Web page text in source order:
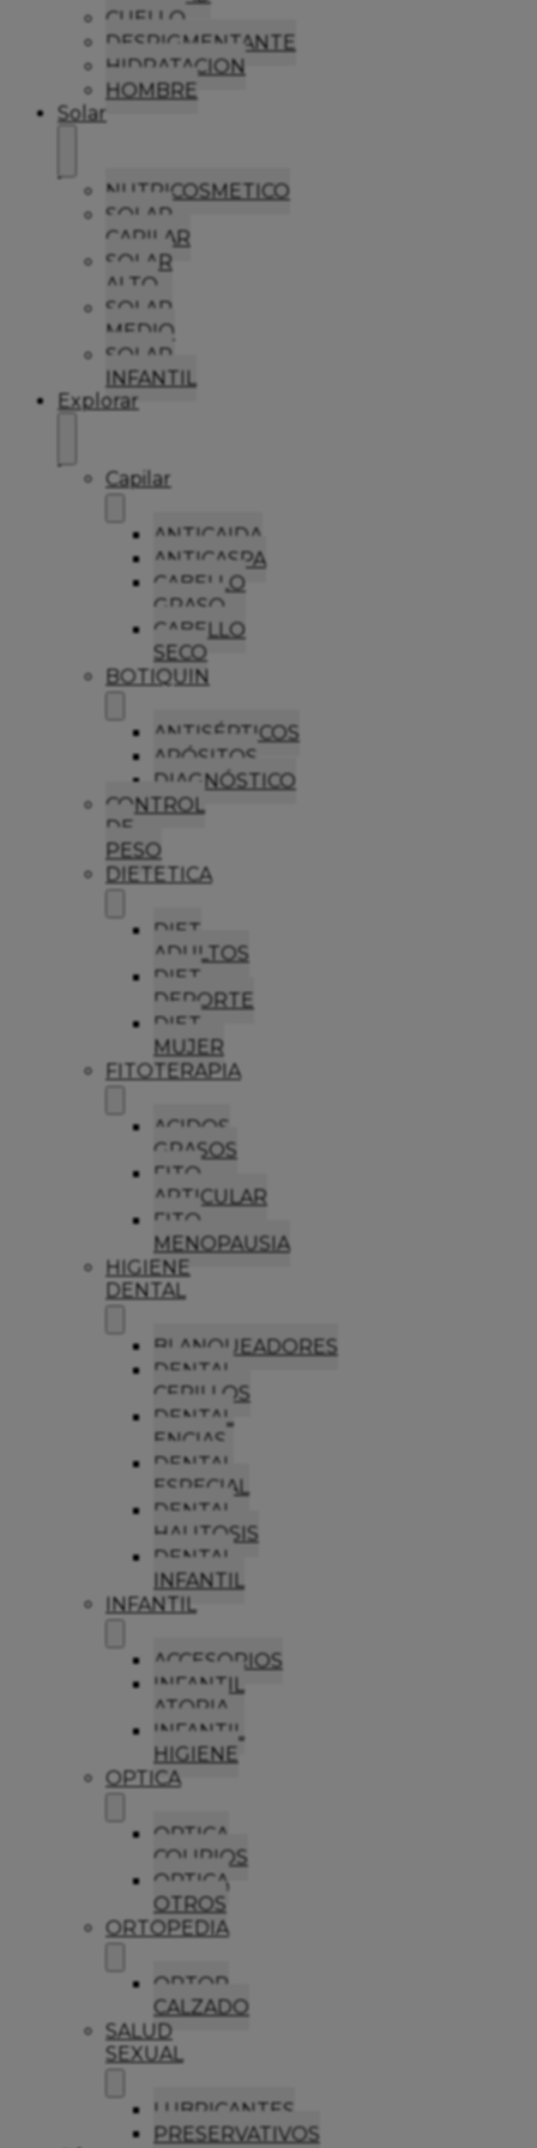
CUELLO
DESPIGMENTANTE
HIDRATACION
HOMBRE
Solar
NUTRICOSMETICO
SOLAR
CAPILAR
SOLAR
ALTO
SOLAR
MEDIO
SOLAR
INFANTIL
Explorar
Capilar
ANTICAIDA
ANTICASPA
CABELLO
GRASO
CABELLO
SECO
BOTIQUIN
ANTISÉPTICOS
APÓSITOS
DIAGNÓSTICO
CONTROL
DE
PESO
DIETETICA
DIET
ADULTOS
DIET
DEPORTE
DIET
MUJER
FITOTERAPIA
ACIDOS
GRASOS
FITO
ARTICULAR
FITO
MENOPAUSIA
HIGIENE
DENTAL
BLANQUEADORES
DENTAL
CEPILLOS
DENTAL
ENCIAS
DENTAL
ESPECIAL
DENTAL
HALITOSIS
DENTAL
INFANTIL
INFANTIL
ACCESORIOS
INFANTIL
ATOPIA
INFANTIL
HIGIENE
OPTICA
OPTICA
COLIRIOS
OPTICA
OTROS
ORTOPEDIA
ORTOP
CALZADO
SALUD
SEXUAL
LUBRICANTES
PRESERVATIVOS